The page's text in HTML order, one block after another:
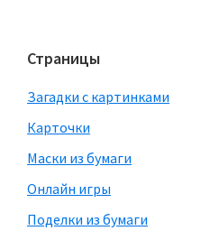
Страницы
Загадки с картинками
Карточки
Маски из бумаги
Онлайн игры
Поделки из бумаги